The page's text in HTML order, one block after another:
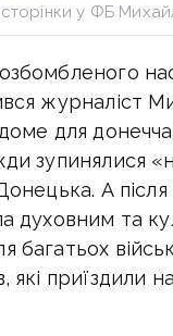
у ФБ
журналіст
для
зупинялися
А після
духовним та
багатьох
які приїздили